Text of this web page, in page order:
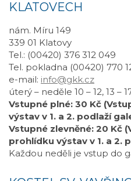
KLATOVECH
nám. Míru 149
339 01 Klatovy
Tel.: (00420) 376 312 049
Tel. pokladna (00420) 770
e-mail: info@gkk.cz
úterý – neděle 10 – 12, 13 –
Vstupné plné: 30 Kč
výstav v 1. a 2. podlaží
Vstupné zlevněné: 20 Kč
prohlídku výstav v 1. a 2.
Každou neděli je vstup do